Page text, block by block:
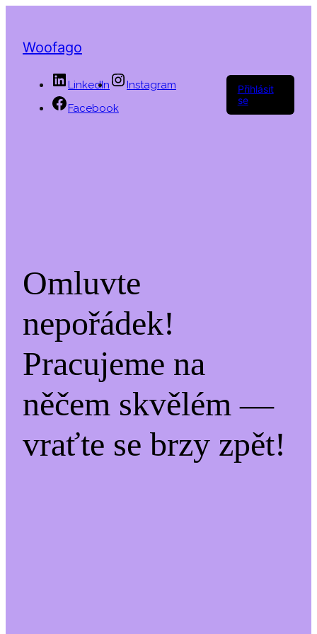
Woofago
LinkedIn
Instagram
Facebook
Přihlásit
se
Omluvte
nepořádek!
Pracujeme na
něčem skvělém —
vraťte se brzy zpět!